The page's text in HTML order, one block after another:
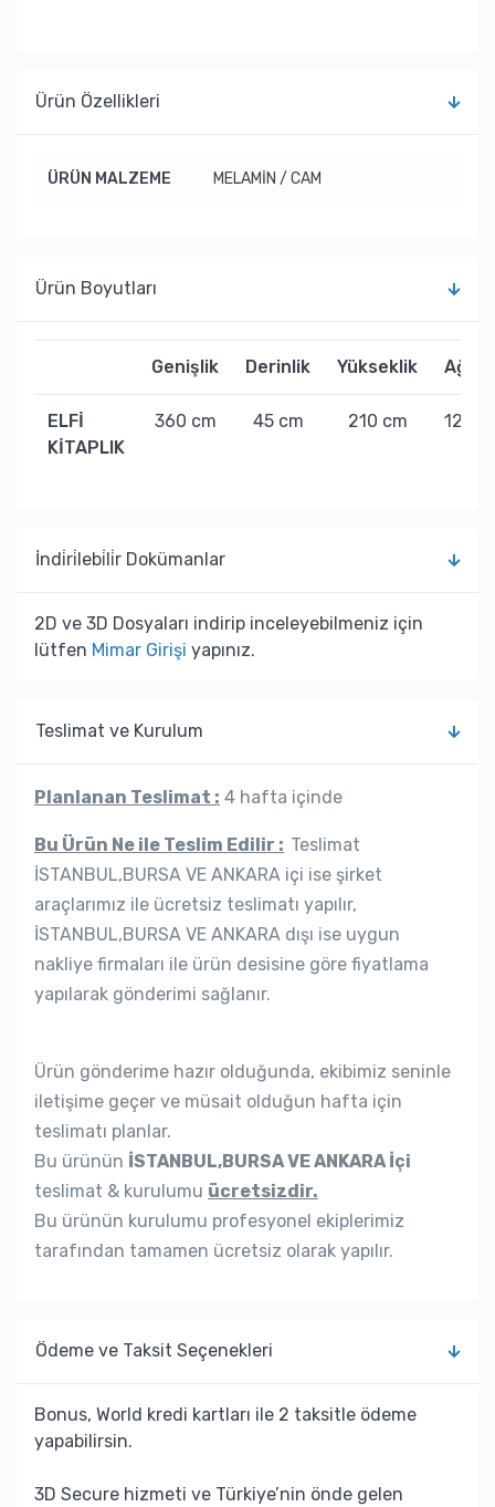
Ürün Özellikleri
ÜRÜN MALZEME MELAMİN / CAM
Ürün Boyutları
Genişlik Derinlik Yükseklik
ELFİ
KİTAPLIK
360 cm 45 cm 210 cm 120
İndi̇ri̇lebi̇li̇r Dokümanlar
2D ve 3D Dosyaları indirip inceleyebilmeniz için
lütfen Mimar Girişi yapınız.
Teslimat ve Kurulum
Planlanan Teslimat : 4 hafta içinde
Bu Ürün Ne ile Teslim Edilir : Teslimat
İSTANBUL,BURSA VE ANKARA içi ise şirket
araçlarımız ile ücretsiz teslimatı yapılır,
İSTANBUL,BURSA VE ANKARA dışı ise uygun
nakliye firmaları ile ürün desisine göre fiyatlama
yapılarak gönderimi sağlanır.
Ürün gönderime hazır olduğunda, ekibimiz seninle
iletişime geçer ve müsait olduğun hafta için
teslimatı planlar.
Bu ürünün İSTANBUL,BURSA VE ANKARA İçi
teslimat & kurulumu ücretsizdir.
Bu ürünün kurulumu profesyonel ekiplerimiz
tarafından tamamen ücretsiz olarak yapılır.
Ödeme ve Taksit Seçenekleri
Bonus, World kredi kartları ile 2 taksitle ödeme
yapabilirsin.
3D Secure hizmeti ve Türkiye’nin önde gelen